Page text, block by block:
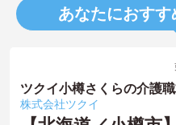
あなたにおす
ツクイ小樽さくらの介護
株式会社ツクイ